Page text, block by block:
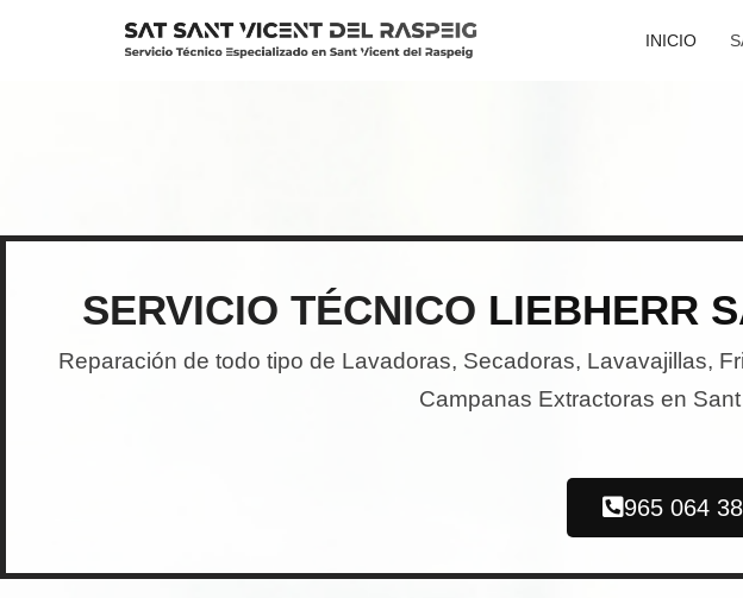
INICIO
SERVICIO TÉCNICO LIEBHERR
Reparación de todo tipo de Lavadoras, Secadoras, Lavavajillas,
Campanas Extractoras en
965 064